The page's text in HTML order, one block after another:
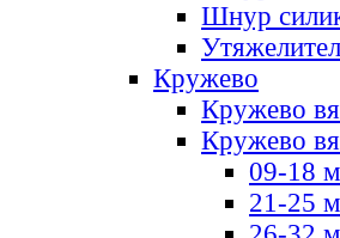
Шнур
Кружево
Кружево
Кружево
09-18
21-25